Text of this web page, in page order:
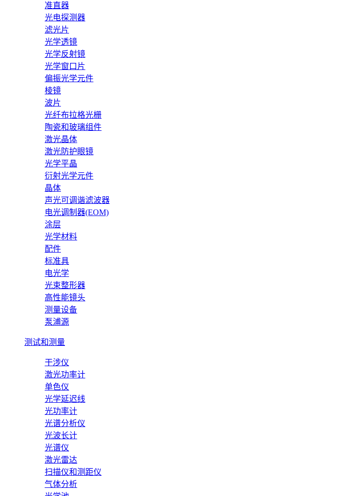
准直器
光电探测器
滤光片
光学透镜
光学反射镜
光学窗口片
偏振光学元件
棱镜
波片
光纤布拉格光栅
陶瓷和玻璃组件
激光晶体
激光防护眼镜
光学平晶
衍射光学元件
晶体
声光可调谐滤波器
电光调制器(EOM)
涂层
光学材料
配件
标准具
电光学
光束整形器
高性能镜头
测量设备
泵浦源
测试和测量
干涉仪
激光功率计
单色仪
光学延迟线
光功率计
光谱分析仪
光波长计
光谱仪
激光雷达
扫描仪和测距仪
气体分析